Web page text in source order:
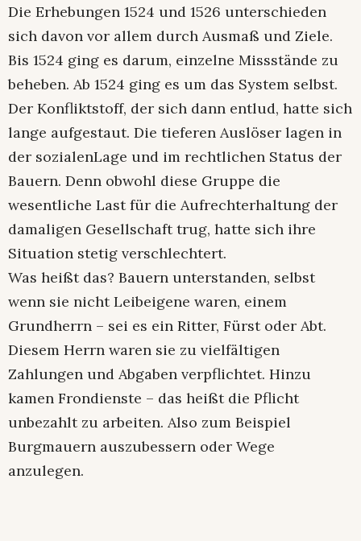
Die Erhebungen 1524 und 1526 unterschieden
sich davon vor allem durch Ausmaß und Ziele.
Bis 1524 ging es darum, einzelne Missstände zu
beheben. Ab 1524 ging es um das System selbst.
Der Konfliktstoff, der sich dann entlud, hatte sich
lange aufgestaut. Die tieferen Auslöser lagen in
der sozialenLage und im rechtlichen Status der
Bauern. Denn obwohl diese Gruppe die
wesentliche Last für die Aufrechterhaltung der
damaligen Gesellschaft trug, hatte sich ihre
Situation stetig verschlechtert.
Was heißt das? Bauern unterstanden, selbst
wenn sie nicht Leibeigene waren, einem
Grundherrn – sei es ein Ritter, Fürst oder Abt.
Diesem Herrn waren sie zu vielfältigen
Zahlungen und Abgaben verpflichtet. Hinzu
kamen Frondienste – das heißt die Pflicht
unbezahlt zu arbeiten. Also zum Beispiel
Burgmauern auszubessern oder Wege
anzulegen.